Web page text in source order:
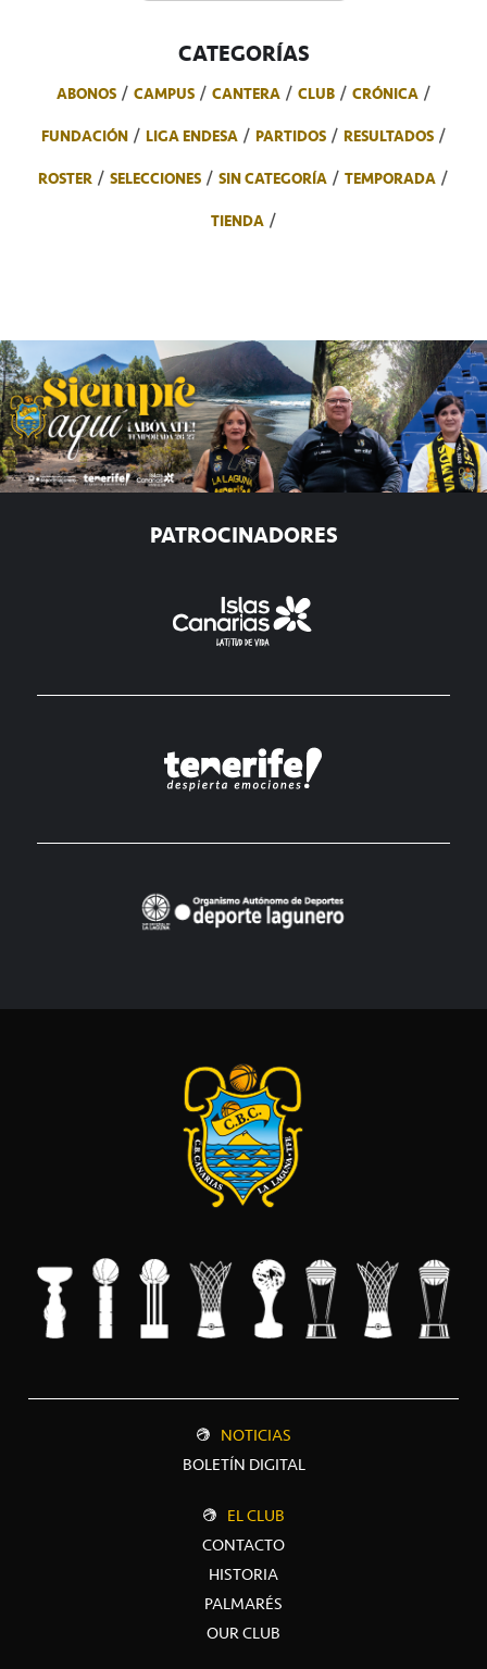
CATEGORÍAS
ABONOS CAMPUS CANTERA CLUB
CRÓNICA
FUNDACIÓN
LIGA ENDESA PARTIDOS
RESULTADOS
ROSTER
SELECCIONES SIN CATEGORÍA
TEMPORADA
TIENDA
PATROCINADORES
NOTICIAS
BOLETÍN DIGITAL
EL CLUB
CONTACTO
HISTORIA
PALMARÉS
OUR CLUB